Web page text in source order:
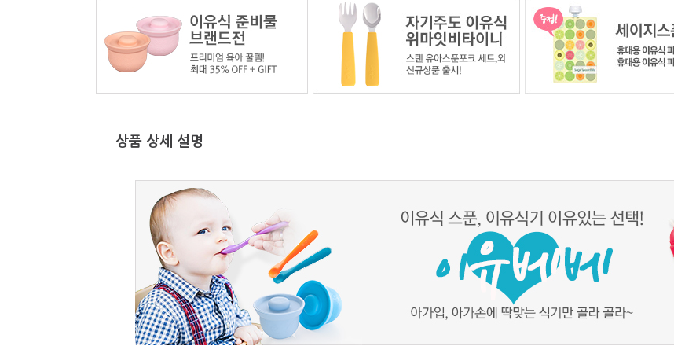
상품 상세 설명